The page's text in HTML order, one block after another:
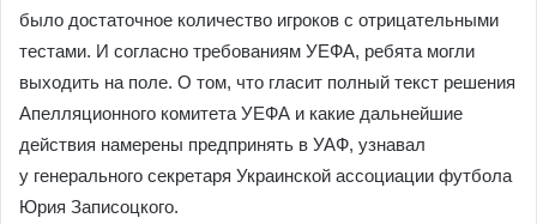
было достаточное количество игроков с отрицательными
тестами. И согласно требованиям УЕФА, ребята могли
выходить на поле. О том, что гласит полный текст решения
Апелляционного комитета УЕФА и какие дальнейшие
действия намерены предпринять в УАФ, узнавал
у генерального секретаря Украинской ассоциации футбола
Юрия Записоцкого.